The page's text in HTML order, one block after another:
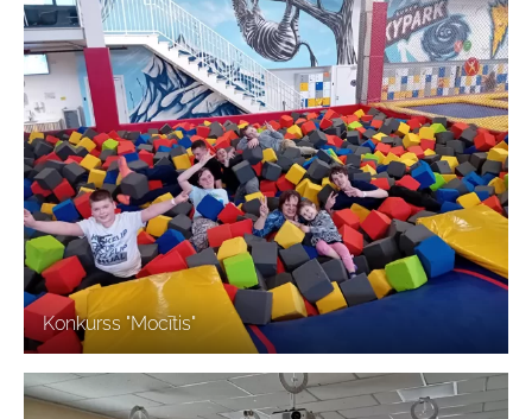
Konkurss "Mocītis"